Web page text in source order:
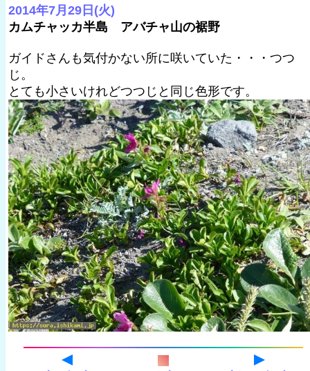
2014年7月29日(火)
カムチャッカ半島 アバチャ山の裾野
ガイドさんも気付かない所に咲いていた・・・つつ
じ。
とても小さいけれどつつじと同じ色形です。